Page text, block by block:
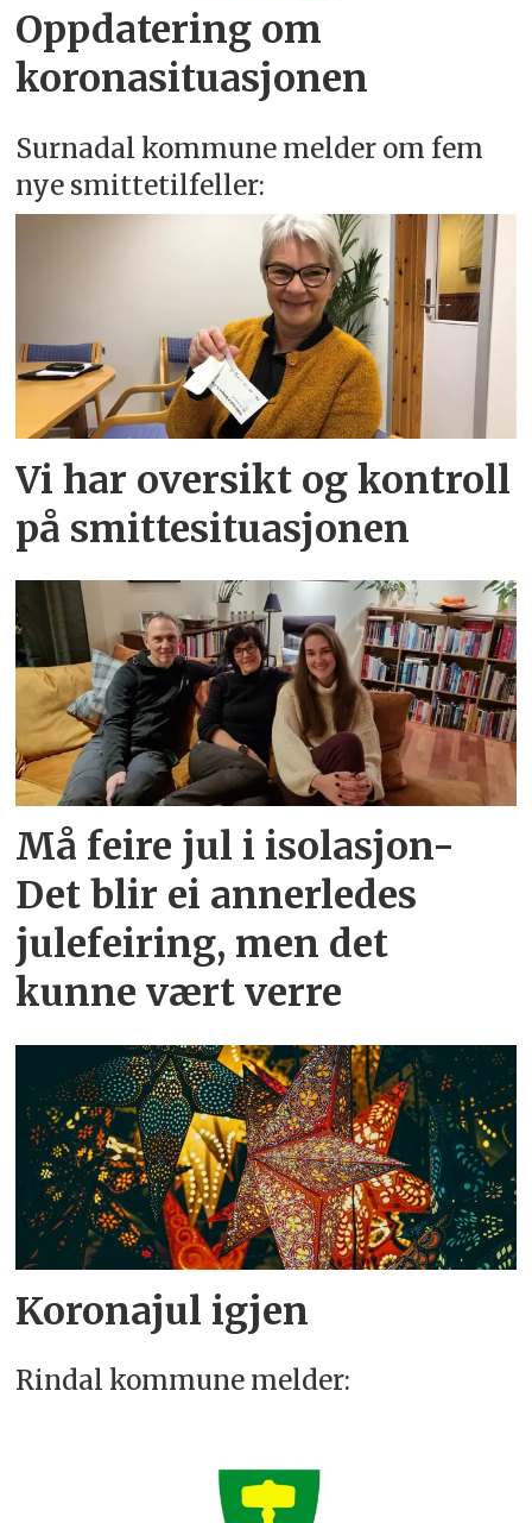
Oppdatering om
koronasituasjonen
Surnadal kommune melder om fem
nye smittetilfeller:
Vi har oversikt og kontroll
på smittesituasjonen
Må feire jul i isolasjon-
Det blir ei annerledes
julefeiring, men det
kunne vært verre
Koronajul igjen
Rindal kommune melder: